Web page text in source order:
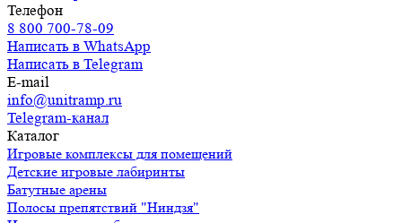
Телефон
8 800 700-78-09
Написать в WhatsApp
Написать в Telegram
E-mail
info@unitramp.ru
Telegram-канал
Каталог
Игровые комплексы для помещений
Детские игровые лабиринты
Батутные арены
Полосы препятствий "Ниндзя"